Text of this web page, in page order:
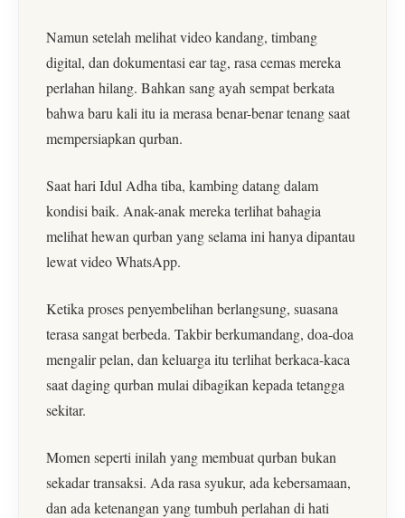
Namun setelah melihat video kandang, timbang
digital, dan dokumentasi ear tag, rasa cemas mereka
perlahan hilang. Bahkan sang ayah sempat berkata
bahwa baru kali itu ia merasa benar-benar tenang saat
mempersiapkan qurban.
Saat hari Idul Adha tiba, kambing datang dalam
kondisi baik. Anak-anak mereka terlihat bahagia
melihat hewan qurban yang selama ini hanya dipantau
lewat video WhatsApp.
Ketika proses penyembelihan berlangsung, suasana
terasa sangat berbeda. Takbir berkumandang, doa-doa
mengalir pelan, dan keluarga itu terlihat berkaca-kaca
saat daging qurban mulai dibagikan kepada tetangga
sekitar.
Momen seperti inilah yang membuat qurban bukan
sekadar transaksi. Ada rasa syukur, ada kebersamaan,
dan ada ketenangan yang tumbuh perlahan di hati